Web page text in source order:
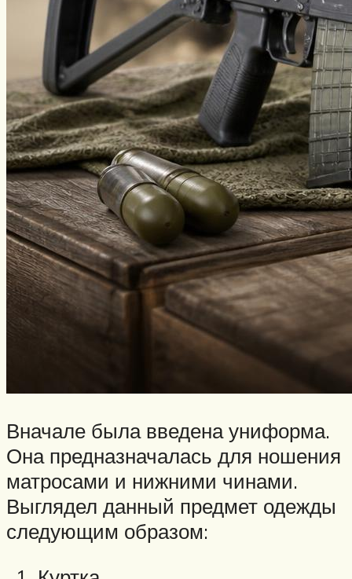
Вначале была введена униформа.
Она предназначалась для ношения
матросами и нижними чинами.
Выглядел данный предмет одежды
следующим образом: